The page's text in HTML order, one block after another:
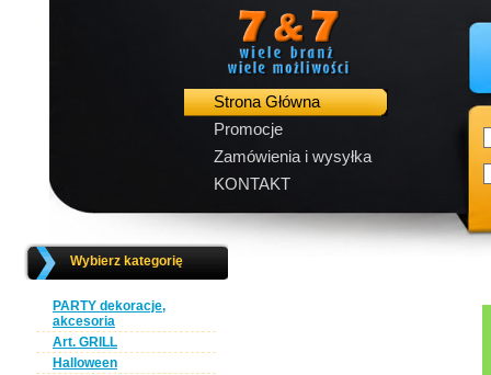
Strona Główna
Promocje
Zamówienia i wysyłka
KONTAKT
Wybierz kategorię
PARTY dekoracje,
akcesoria
Art. GRILL
Halloween